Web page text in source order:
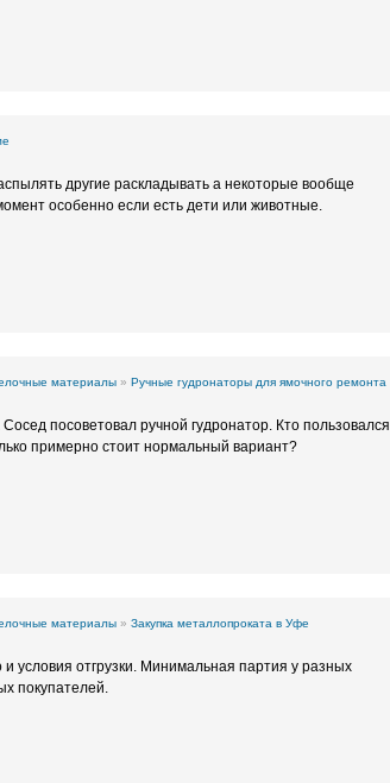
другие раскладывать а некоторые вообще
особенно если есть дети или животные.
материалы » Ручные гудронаторы для ямочного ремонта
посоветовал ручной гудронатор. Кто пользовался
примерно стоит нормальный вариант?
материалы » Закупка металлопроката в Уфе
условия отгрузки. Минимальная партия у разных
покупателей.